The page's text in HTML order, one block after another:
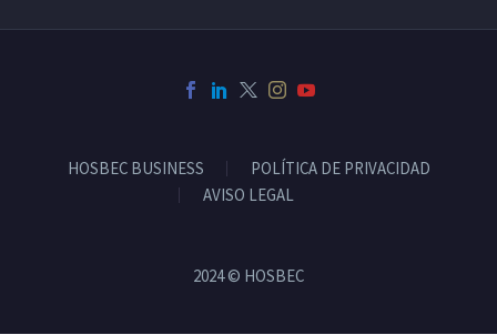
HOSBEC BUSINESS
POLÍTICA DE PRIVACIDAD
AVISO LEGAL
2024 © HOSBEC